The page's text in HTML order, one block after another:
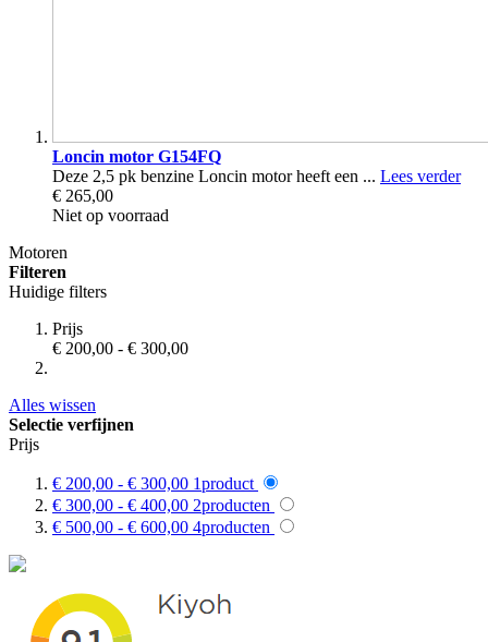
Loncin motor G154FQ
Deze 2,5 pk benzine Loncin motor heeft een ... Lees verder
€ 265,00
Niet op voorraad
Motoren
Filteren
Huidige filters
Prijs
€ 200,00 - € 300,00
Alles wissen
Selectie verfijnen
Prijs
€ 200,00 - € 300,00 1product
€ 300,00 - € 400,00 2producten
€ 500,00 - € 600,00 4producten